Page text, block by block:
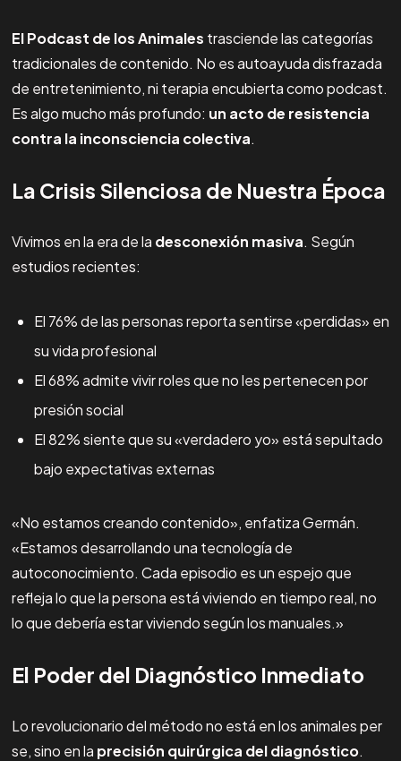
El Podcast de los Animales trasciende las categorías
tradicionales de contenido. No es autoayuda disfrazada
de entretenimiento, ni terapia encubierta como podcast.
Es algo mucho más profundo: un acto de resistencia
contra la inconsciencia colectiva.
La Crisis Silenciosa de Nuestra Época
Vivimos en la era de la desconexión masiva. Según
estudios recientes:
El 76% de las personas reporta sentirse «perdidas» en
su vida profesional
El 68% admite vivir roles que no les pertenecen por
presión social
El 82% siente que su «verdadero yo» está sepultado
bajo expectativas externas
«No estamos creando contenido», enfatiza Germán.
«Estamos desarrollando una tecnología de
autoconocimiento. Cada episodio es un espejo que
refleja lo que la persona está viviendo en tiempo real, no
lo que debería estar viviendo según los manuales.»
El Poder del Diagnóstico Inmediato
Lo revolucionario del método no está en los animales per
se, sino en la precisión quirúrgica del diagnóstico.